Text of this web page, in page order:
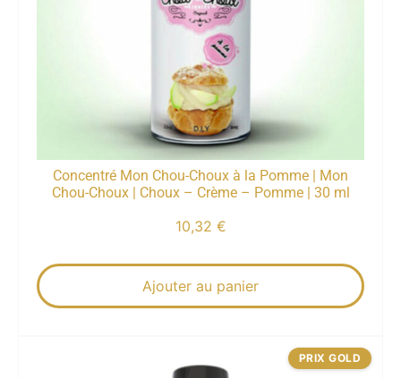
Concentré Mon Chou-Choux à la Pomme | Mon
Chou-Choux | Choux – Crème – Pomme | 30 ml
10,32 €
Ajouter au panier
PRIX GOLD